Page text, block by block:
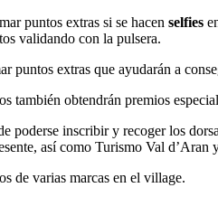
puntos extras si se hacen selfies
validando con la pulsera.
puntos extras que ayudarán a
también obtendrán premios
inscribir y recoger los
así como Turismo Val
de varias marcas en el village.